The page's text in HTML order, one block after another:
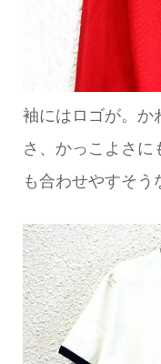
袖にはロゴが。か
さ、かっこよさに
も合わせやすそう